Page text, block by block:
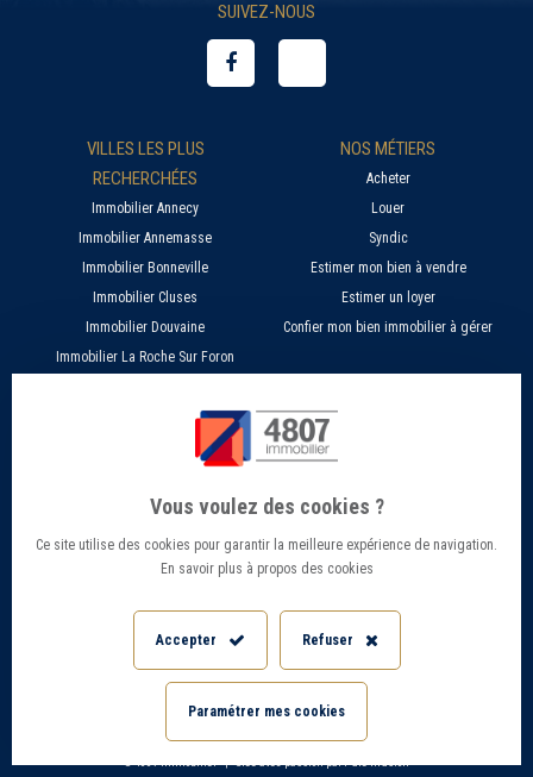
SUIVEZ-NOUS
VILLES LES PLUS
RECHERCHÉES
Immobilier Annecy
Immobilier Annemasse
Immobilier Bonneville
Immobilier Cluses
Immobilier Douvaine
Immobilier La Roche Sur Foron
NOS MÉTIERS
Acheter
Louer
Syndic
Estimer mon bien à vendre
Estimer un loyer
Confier mon bien immobilier à gérer
Nos agences 4807
Barème Transaction immobilière
Mentions légales
Politique de confidentialité
Paramétrer les cookies
SERVICES EN LIGNE
Estimer mon bien immobilier en ligne
Candidature location
Offres d’emploi - Recrutement
Accès Extranet
Informations Géorisques
Vous voulez des cookies ?
Ce site utilise des cookies pour garantir la meilleure expérience de navigation.
En savoir plus à propos des cookies
Accepter Refuser
Paramétrer mes cookies